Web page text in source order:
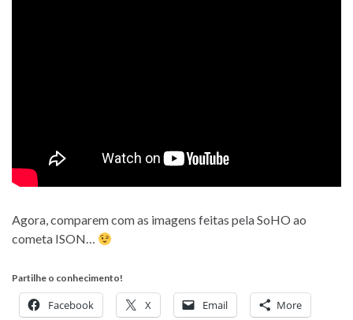
Agora, comparem com as imagens feitas pela SoHO ao
cometa ISON…
Partilhe o conhecimento!
Facebook X Email More